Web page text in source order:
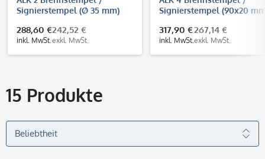
Signierstempel (Ø 35 mm)
288,60 €
inkl. MwSt.
242,52 €
exkl. MwSt.
Signierstempel (90x20
317,90 €
inkl. MwSt.
267,14 €
exkl. MwSt.
15 Produkte